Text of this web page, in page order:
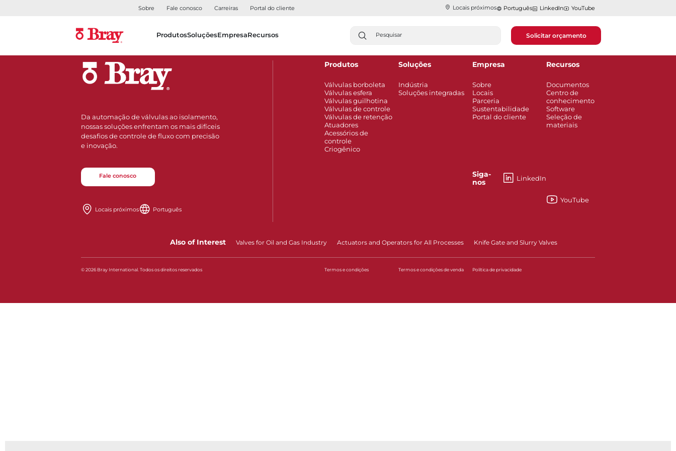
Sobre Fale conosco Carreiras Portal do cliente Locais próximos Português LinkedIn YouTube
ProdutosSoluçõesEmpresaRecursos Solicitar orçamento
Da automação de válvulas ao isolamento,
nossas soluções enfrentam os mais difíceis
desafios de controle de fluxo com precisão
e inovação.
Fale conosco
Locais próximos Português
Produtos
Válvulas borboleta
Válvulas esfera
Válvulas guilhotina
Válvulas de controle
Válvulas de retenção
Atuadores
Acessórios de
controle
Criogênico
Soluções
Indústria
Soluções integradas
Empresa
Sobre
Locais
Parceria
Sustentabilidade
Portal do cliente
Siga-
nos
LinkedIn
Recursos
Documentos
Centro de
conhecimento
Software
Seleção de
materiais
YouTube
Also of Interest Valves for Oil and Gas Industry Actuators and Operators for All Processes Knife Gate and Slurry Valves
© 2026 Bray International. Todos os direitos reservados Termos e condições Termos e condições de venda Política de privacidade